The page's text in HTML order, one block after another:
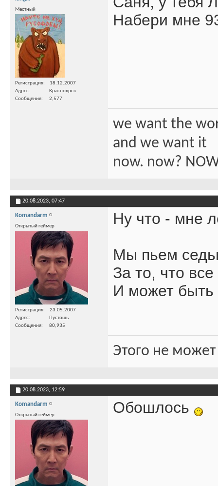
Местный
Регистрация
18.12.2007
Адрес
Красноярск
Сообщения
2,577
Набери мне
we want the
and we want it
now. now?
20.08.2023, 07:47
Komandarm
Открытый геймер
Регистрация
23.05.2007
Адрес
Пустошь
Сообщения
80,935
Ну что - мне
Мы пьем
За то, что
И может быть
Этого не
20.08.2023, 12:59
Komandarm
Открытый геймер Обошлось